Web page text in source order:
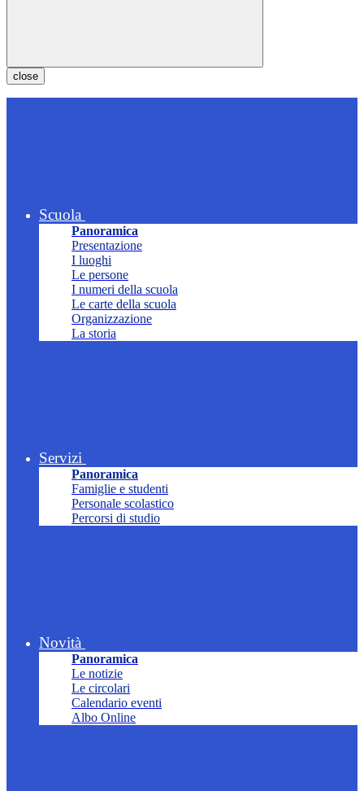
close
Scuola
Panoramica
Presentazione
I luoghi
Le persone
I numeri della scuola
Le carte della scuola
Organizzazione
La storia
Servizi
Panoramica
Famiglie e studenti
Personale scolastico
Percorsi di studio
Novità
Panoramica
Le notizie
Le circolari
Calendario eventi
Albo Online